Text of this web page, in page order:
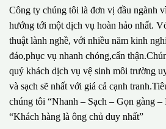
Công ty chúng tôi là đơn vị đầu ngành
hướng tới một dịch vụ hoàn hảo nhất.
thuật lành nghề, với nhiều năm kinh
đáo,phục vụ nhanh chóng,cẩn
quý khách dịch vụ vệ sinh môi trường
và sạch sẽ nhất với giá cả cạnh
chúng tôi “Nhanh – Sạch – Gọn gàng
“Khách hàng là ông chủ duy nhất”